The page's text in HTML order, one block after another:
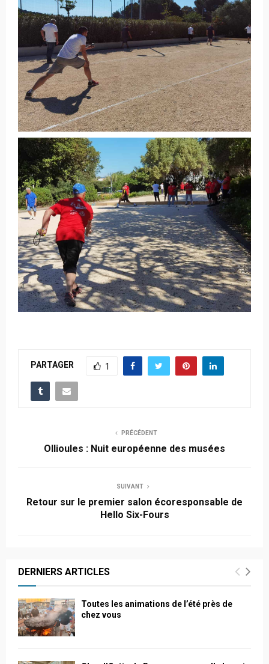
PARTAGER 1
PRÉCÉDENT
Ollioules : Nuit européenne des musées
SUIVANT
Retour sur le premier salon écoresponsable de
Hello Six-Fours
DERNIERS ARTICLES
Toutes les animations de l’été près de
chez vous